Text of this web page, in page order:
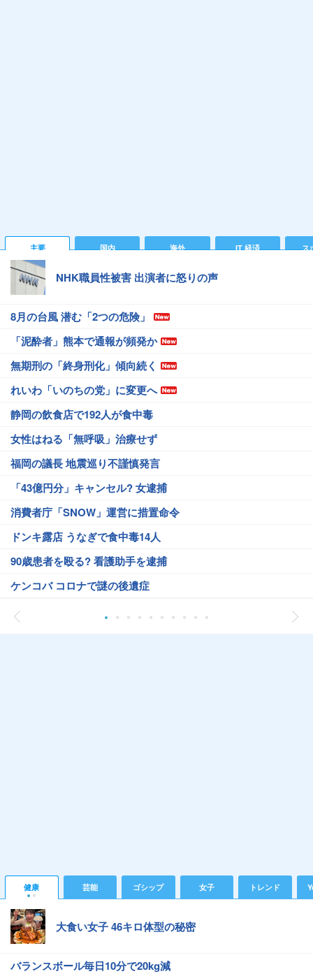
主要 国内 海外 IT 経済 ス
NHK職員性被害 出演者に怒りの声
8月の台風 潜む「2つの危険」
「泥酔者」熊本で通報が頻発か
無期刑の「終身刑化」傾向続く
れいわ「いのちの党」に変更へ
静岡の飲食店で192人が食中毒
女性はねる「無呼吸」治療せず
福岡の議長 地震巡り不謹慎発言
「43億円分」キャンセル? 女逮捕
消費者庁「SNOW」運営に措置命令
ドンキ露店 うなぎで食中毒14人
90歳患者を殴る? 看護助手を逮捕
ケンコバ コロナで謎の後遺症
健康 芸能 ゴシップ 女子 トレンド
大食い女子 46キロ体型の秘密
バランスボール毎日10分で20kg減